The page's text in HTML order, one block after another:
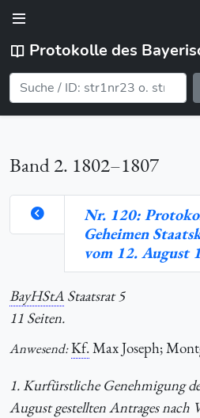
Protokolle des
Band 2. 1802–1807
Nr. 120:
Geheimen
vom 12. August
BayHStA Staatsrat 5
11 Seiten.
Anwesend:Kf.Max Joseph;
1. Kurfürstliche Genehmigung
August gestellten Antrages nach